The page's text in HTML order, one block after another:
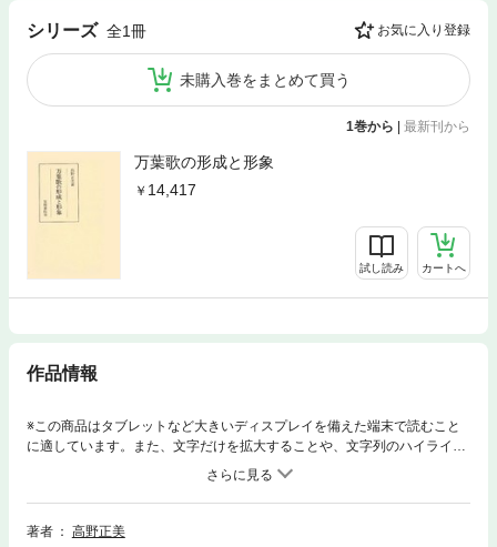
シリーズ 全1冊 お気に入り登録
未購入巻をまとめて買う
1巻から | 最新刊から
万葉歌の形成と形象
14,417
試し読み カートへ
作品情報
※この商品はタブレットなど大きいディスプレイを備えた端末で読むこと
に適しています。また、文字だけを拡大することや、文字列のハイライ
ト、検索、辞書の参照、引用などの機能が使用できません。古代の和歌が
形成される過程を、古謡歌や挽歌、叙景歌、伝説歌などの万葉歌のそれぞ
れの表現に即して文学史の視点から明らかにする。また、言語表現として
表れた作品の詩的形象を長歌、短歌に分けて探る。26編の論文を収録。
著者
高野正美